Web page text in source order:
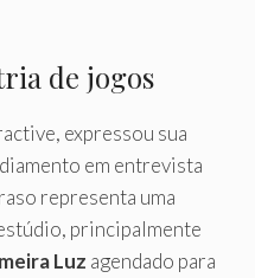
de jogos
expressou sua
em entrevista
representa uma
principalmente
Luz agendado para